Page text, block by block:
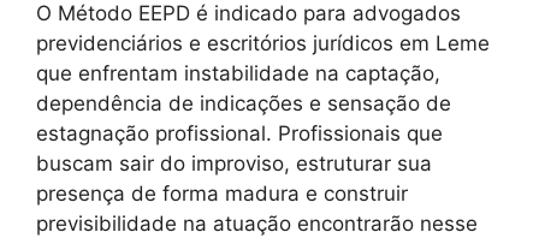
O Método EEPD é indicado para advogados
previdenciários e escritórios jurídicos em Leme
que enfrentam instabilidade na captação,
dependência de indicações e sensação de
estagnação profissional. Profissionais que
buscam sair do improviso, estruturar sua
presença de forma madura e construir
previsibilidade na atuação encontrarão nesse